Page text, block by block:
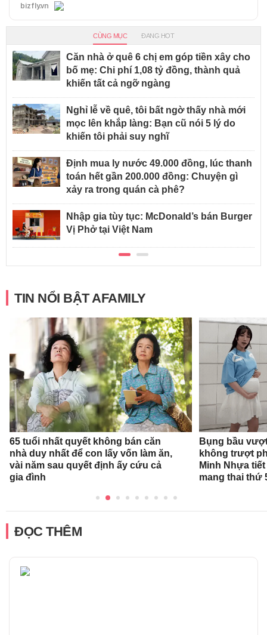
bizfly.vn
CÙNG MỤC ĐANG HOT
Căn nhà ở quê 6 chị em góp tiền xây cho
bố mẹ: Chi phí 1,08 tỷ đồng, thành quả
khiến tất cả ngỡ ngàng
Nghỉ lễ về quê, tôi bất ngờ thấy nhà mới
mọc lên khắp làng: Bạn cũ nói 5 lý do
khiến tôi phải suy nghĩ
Định mua ly nước 49.000 đồng, lúc thanh
toán hết gần 200.000 đồng: Chuyện gì
xảy ra trong quán cà phê?
Nhập gia tùy tục: McDonald’s bán Burger
Vị Phở tại Việt Nam
TIN NỔI BẬT AFAMILY
65 tuổi nhất quyết không bán căn
nhà duy nhất để con lấy vốn làm ăn,
vài năm sau quyết định ấy cứu cả
gia đình
Bụng bầu
không trượt
Minh Nhựa
mang thai thứ
ĐỌC THÊM